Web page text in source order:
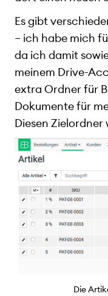
Es gibt
– ich habe mich
da ich damit
meinem Drive-
extra Ordner für
Dokumente für
Diesen
Die